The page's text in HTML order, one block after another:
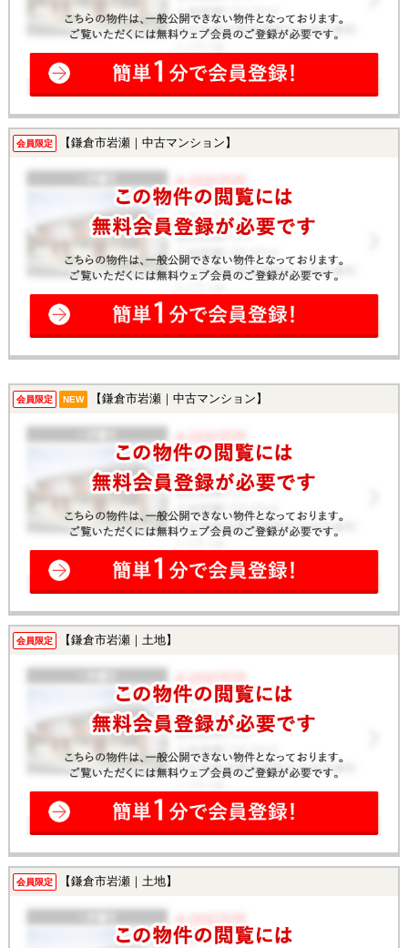
会員限定 【鎌倉市岩瀬｜中古マンション】
会員限定 NEW 【鎌倉市岩瀬｜中古マンション】
会員限定 【鎌倉市岩瀬｜土地】
会員限定 【鎌倉市岩瀬｜土地】